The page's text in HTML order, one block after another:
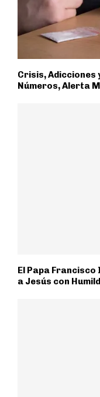
Crisis, Adicciones
Números, Alerta
El Papa
a Jesús con